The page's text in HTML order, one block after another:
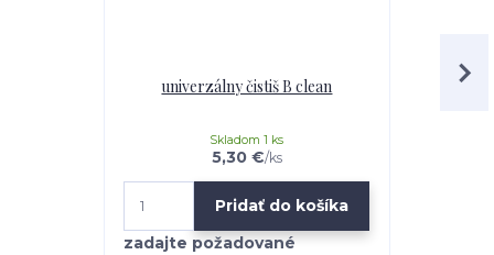
univerzálny čistiš B clean
5,30 €/ks
Skladom 1 ks
Pridať do košíka